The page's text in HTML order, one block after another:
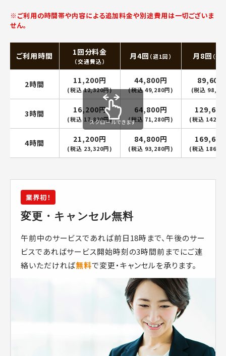
※ご利用の時間帯や内容による追加料金や別途費用は一切ございま
せん。
ご利用時間 1回分料金
（交通費込）
月4回 （週1回） 月8回 （週
2時間 11,200円
(税込 12,320円)
44,800円
(税込 49,280円)
89,600
(税込
3時間 16,200円
(税込 17,820円)
64,800円
(税込 71,280円) (税込
4時間 21,200円
(税込 23,320円)
84,800円
(税込 93,280円) (税込
スクロールできます
業界初！
変更・キャンセル無料
午前中のサービスであれば前日18時まで、午後のサー
ビスであればサービス開始時刻の3時間前までにご連
絡いただければ無料で変更・キャンセルを承ります。